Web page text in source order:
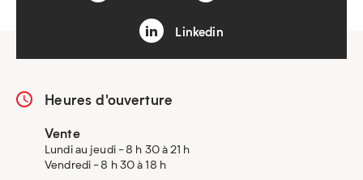
Linkedin
Heures d'ouverture
Vente
Lundi au jeudi - 8 h 30 à 21 h
Vendredi - 8 h 30 à 18 h